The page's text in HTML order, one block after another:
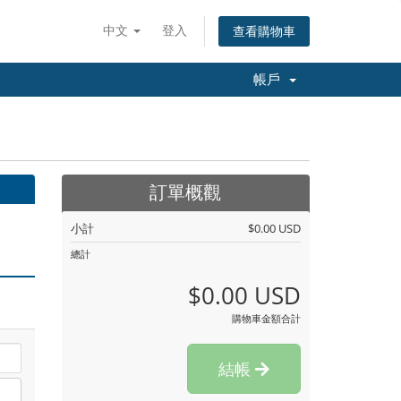
中文 登入 查看購物車
帳戶
訂單概觀
小計 $0.00 USD
總計
$0.00 USD
購物車金額合計
結帳